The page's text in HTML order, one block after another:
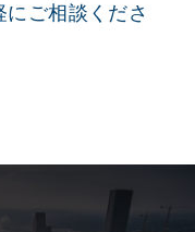
にご相談くださ